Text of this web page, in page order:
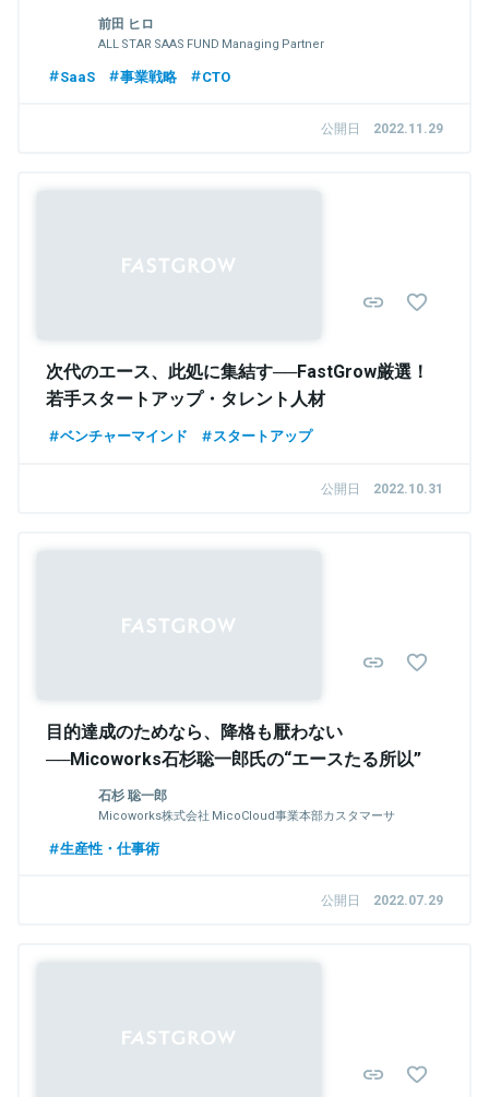
前田 ヒロ
ALL STAR SAAS FUND Managing Partner
SaaS 事業戦略 CTO
公開日 2022.11.29
次代のエース、此処に集結す──FastGrow厳選！
若手スタートアップ・タレント人材
ベンチャーマインド スタートアップ
公開日 2022.10.31
目的達成のためなら、降格も厭わない
──Micoworks石杉聡一郎氏の“エースたる所以”
石杉 聡一郎
Micoworks株式会社 MicoCloud事業本部カスタマーサ
生産性・仕事術
公開日 2022.07.29